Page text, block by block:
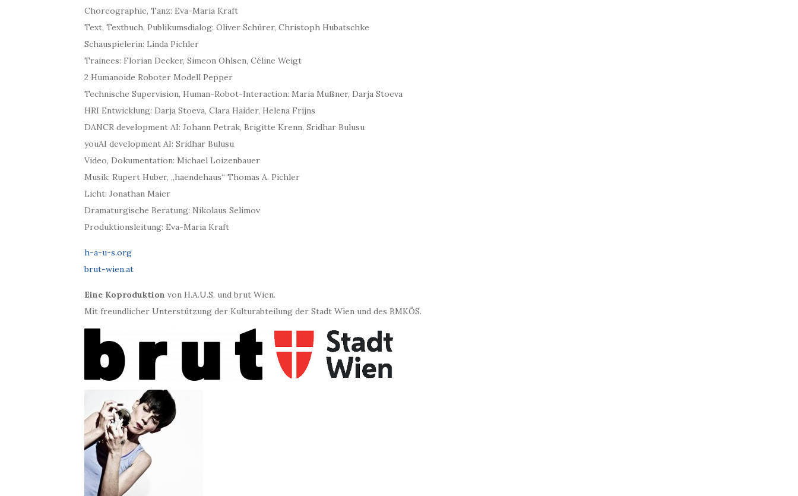
Choreographie, Tanz: Eva-Maria Kraft
Text, Textbuch, Publikumsdialog: Oliver Schürer, Christoph Hubatschke
Schauspielerin: Linda Pichler
Trainees: Florian Decker, Simeon Ohlsen, Céline Weigt
2 Humanoide Roboter Modell Pepper
Technische Supervision, Human-Robot-Interaction: Maria Mußner, Darja Stoeva
HRI Entwicklung: Darja Stoeva, Clara Haider, Helena Frijns
DANCR development AI: Johann Petrak, Brigitte Krenn, Sridhar Bulusu
youAI development AI: Sridhar Bulusu
Video, Dokumentation: Michael Loizenbauer
Musik: Rupert Huber, „haendehaus“ Thomas A. Pichler
Licht: Jonathan Maier
Dramaturgische Beratung: Nikolaus Selimov
Produktionsleitung: Eva-Maria Kraft
h-a-u-s.org
brut-wien.at
Eine Koproduktion von H.A.U.S. und brut Wien.
Mit freundlicher Unterstützung der Kulturabteilung der Stadt Wien und des BMKÖS.